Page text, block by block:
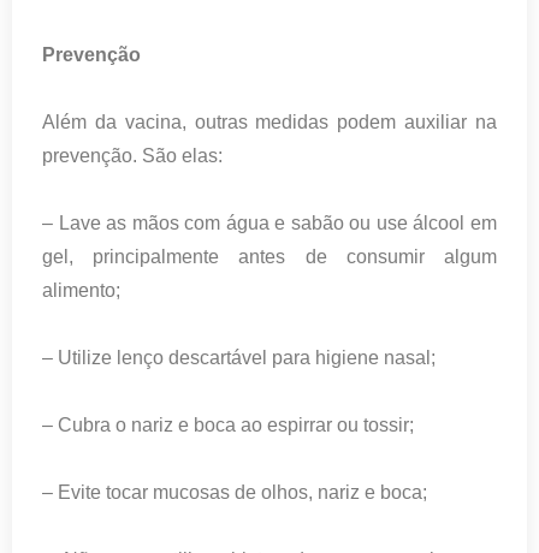
Prevenção
Além da vacina, outras medidas podem auxiliar na
prevenção. São elas:
– Lave as mãos com água e sabão ou use álcool em
gel, principalmente antes de consumir algum
alimento;
– Utilize lenço descartável para higiene nasal;
– Cubra o nariz e boca ao espirrar ou tossir;
– Evite tocar mucosas de olhos, nariz e boca;